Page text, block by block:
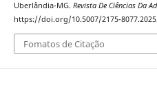
Uberlândia-MG. Revista De Ciências Da
https://doi.org/10.5007/2175-
Fomatos de Citação